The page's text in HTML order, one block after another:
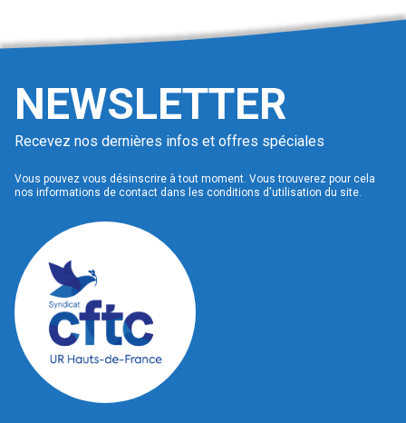
NEWSLETTER
Recevez nos dernières infos et offres spéciales
Vous pouvez vous désinscrire à tout moment. Vous trouverez pour cela
nos informations de contact dans les conditions d'utilisation du site.